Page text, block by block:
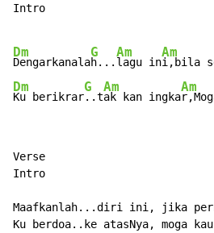
Intro
Dm
Dengarkanala
G
h...
Am
lagu in
Am
i,bila
Dm
Ku berikrar
G
..t
Am
ak kan ingka
Am
Verse
Intro
Maafkanlah...diri ini, jika
Ku berdoa..ke atasNya, moga